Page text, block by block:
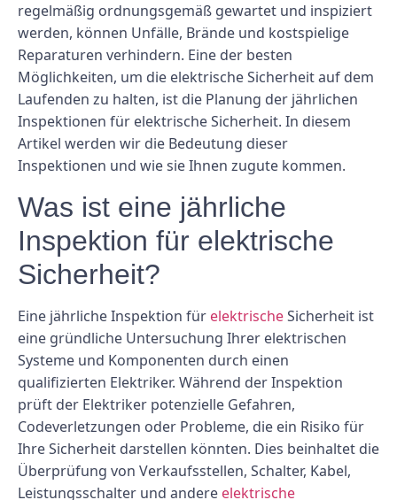
regelmäßig ordnungsgemäß gewartet und inspiziert
werden, können Unfälle, Brände und kostspielige
Reparaturen verhindern. Eine der besten
Möglichkeiten, um die elektrische Sicherheit auf dem
Laufenden zu halten, ist die Planung der jährlichen
Inspektionen für elektrische Sicherheit. In diesem
Artikel werden wir die Bedeutung dieser
Inspektionen und wie sie Ihnen zugute kommen.
Was ist eine jährliche
Inspektion für elektrische
Sicherheit?
Eine jährliche Inspektion für elektrischeSicherheit ist
eine gründliche Untersuchung Ihrer elektrischen
Systeme und Komponenten durch einen
qualifizierten Elektriker. Während der Inspektion
prüft der Elektriker potenzielle Gefahren,
Codeverletzungen oder Probleme, die ein Risiko für
Ihre Sicherheit darstellen könnten. Dies beinhaltet die
Überprüfung von Verkaufsstellen, Schalter, Kabel,
Leistungsschalter und andere elektrische